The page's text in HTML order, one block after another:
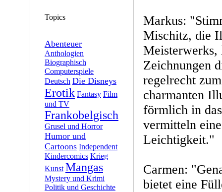
Topics
Abenteuer
Anthologien
Biographisch
Computerspiele
Deutsch Die Disneys
Erotik Fantasy Film
und TV
Frankobelgisch
Grusel und Horror
Humor und
Cartoons Independent
Kindercomics Krieg
Kunst Mangas
Mystery und Krimi
Politik und Geschichte
Markus:
Mischitz, die
Meisterwerks,
Zeichnungen
regelrecht
charmanten
förmlich in
vermitteln
Leichtigkeit."
Carmen:
bietet eine